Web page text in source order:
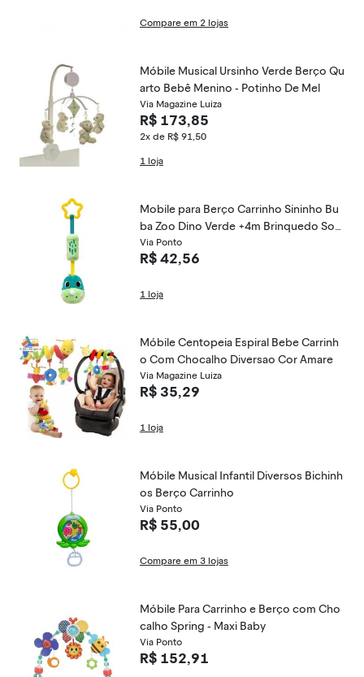
Compare em 2 lojas
Móbile Musical Ursinho Verde Berço Qu
arto Bebê Menino - Potinho De Mel
Via Magazine Luiza
R$ 173,85
2x de R$ 91,50
1 loja
Mobile para Berço Carrinho Sininho Bu
ba Zoo Dino Verde +4m Brinquedo Son
oro Colorido
Via Ponto
R$ 42,56
1 loja
Móbile Centopeia Espiral Bebe Carrinh
o Com Chocalho Diversao Cor Amare
Via Magazine Luiza
R$ 35,29
1 loja
Móbile Musical Infantil Diversos Bichinh
os Berço Carrinho
Via Ponto
R$ 55,00
Compare em 3 lojas
Móbile Para Carrinho e Berço com Cho
calho Spring - Maxi Baby
Via Ponto
R$ 152,91